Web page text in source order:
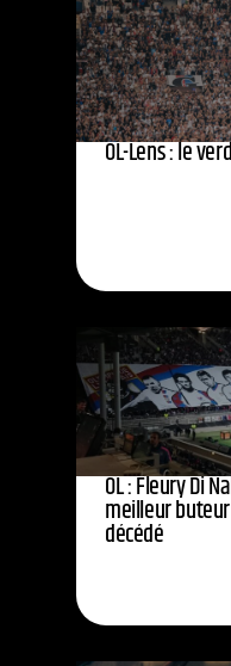
OL-Lens : le
OL : Fleury Di
meilleur
décédé